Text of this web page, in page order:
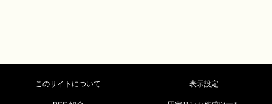
このサイトについて 表示設定